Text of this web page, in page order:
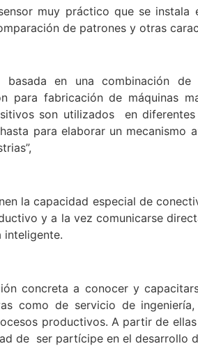
muy práctico que se
de patrones y otras
en una combinación
para fabricación de máquinas
son utilizados en
para elaborar un
la capacidad especial de
y a la vez comunicarse
inteligente.
concreta a conocer y
como de servicio de
productivos. A partir de
de ser partícipe en el desarrollo